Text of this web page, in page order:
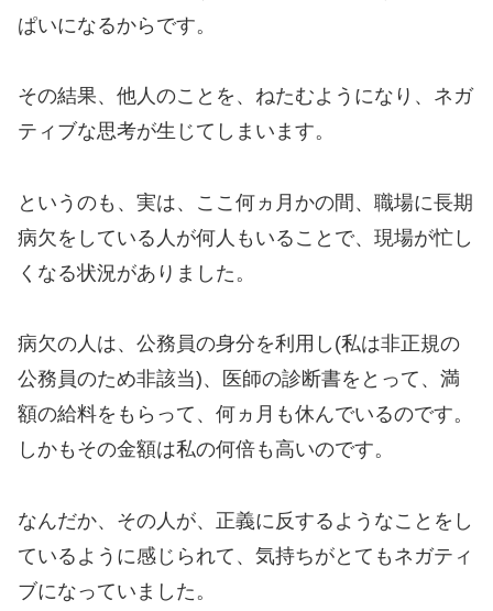
ぱいになるからです。
その結果、他人のことを、ねたむようになり、ネガ
ティブな思考が生じてしまいます。
というのも、実は、ここ何ヵ月かの間、職場に長期
病欠をしている人が何人もいることで、現場が忙し
くなる状況がありました。
病欠の人は、公務員の身分を利用し(私は非正規の
公務員のため非該当)、医師の診断書をとって、満
額の給料をもらって、何ヵ月も休んでいるのです。
しかもその金額は私の何倍も高いのです。
なんだか、その人が、正義に反するようなことをし
ているように感じられて、気持ちがとてもネガティ
ブになっていました。